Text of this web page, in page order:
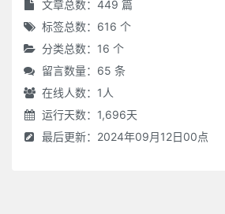
文章总数：449 篇
标签总数：616 个
分类总数：16 个
留言数量：65 条
在线人数： 1 人
运行天数：1,696天
最后更新：2024年09月12日00点